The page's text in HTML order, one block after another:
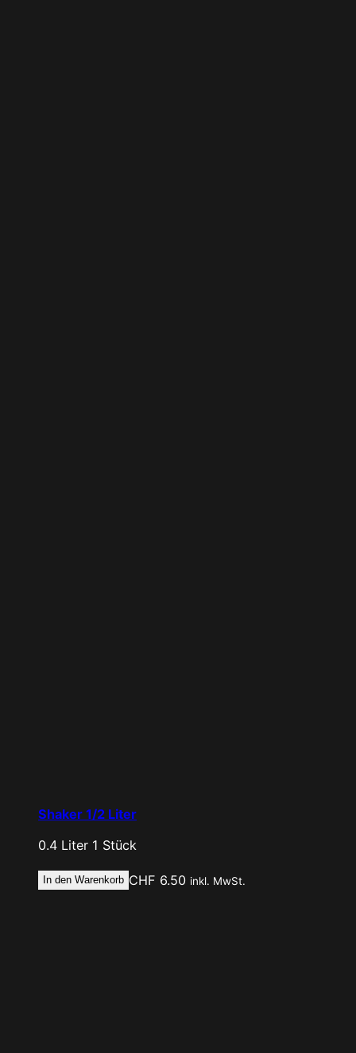
Shaker 1/2 Liter
0.4 Liter 1 Stück
In den Warenkorb CHF 6.50 inkl. MwSt.